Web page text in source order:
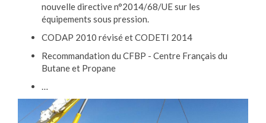
nouvelle directive n°2014/68/UE sur les
équipements sous pression.
CODAP 2010 révisé et CODETI 2014
Recommandation du CFBP - Centre Français du
Butane et Propane
…